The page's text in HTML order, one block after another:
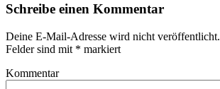
Schreibe einen Kommentar
Deine E-Mail-Adresse wird nicht veröffentlicht.
Felder sind mit * markiert
Kommentar